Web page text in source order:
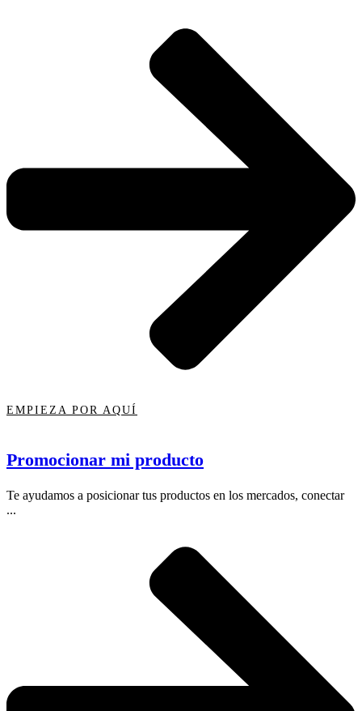
EMPIEZA POR AQUÍ
Promocionar mi producto
Te ayudamos a posicionar tus productos en los mercados, conectar
...